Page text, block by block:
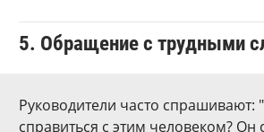
5. Обращение с трудными
Руководители часто спрашивают:
справиться с этим человеком? Он